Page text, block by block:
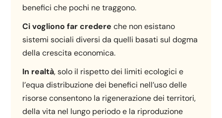
benefici che pochi ne traggono.
Ci vogliono far credere che non esistano
sistemi sociali diversi da quelli basati sul dogma
della crescita economica.
In realtà, solo il rispetto dei limiti ecologici e
l’equa distribuzione dei benefici nell’uso delle
risorse consentono la rigenerazione dei territori,
della vita nel lungo periodo e la riproduzione